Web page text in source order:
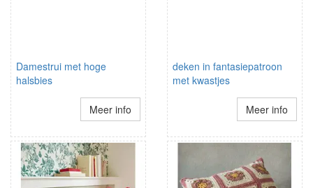
Damestrui met hoge
halsbies
Meer info
deken in fantasiepatroon
met kwastjes
Meer info